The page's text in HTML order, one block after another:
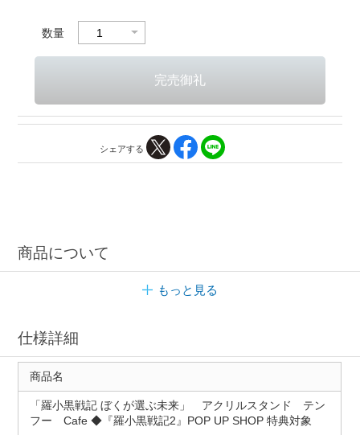
数量
シェアする
商品について
もっと見る
仕様詳細
商品名
「羅小黒戦記 ぼくが選ぶ未来」 アクリルスタンド テン
フー Cafe ◆『羅小黒戦記2』POP UP SHOP 特典対象